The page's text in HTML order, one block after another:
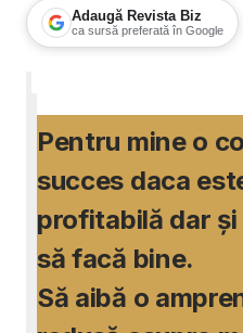
Adaugă Revista Biz
ca sursă preferată în Google
Pentru mine o
succes daca
profitabilă dar
să facă bine.
Să aibă o